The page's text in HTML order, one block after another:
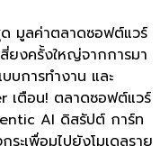
มูลค่าตลาดซอฟต์แวร์
ยงครั้งใหญ่จากการมา
บการทำงาน และ
เตือน! ตลาดซอฟต์แวร์
AI ดิสรัปต์ การ์ท